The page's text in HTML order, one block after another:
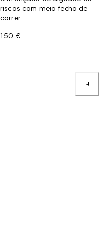
riscas com meio fecho de
correr
150 €